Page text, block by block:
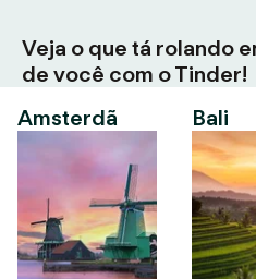
Veja o que tá rolando
de você com o Tinder!
Amsterdã
Bali